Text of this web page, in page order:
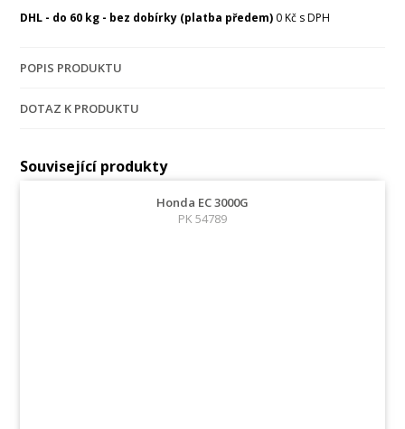
DHL - do 60 kg - bez dobírky (platba předem) 0 Kč s DPH
POPIS PRODUKTU
DOTAZ K PRODUKTU
Související produkty
Honda EC 3000G
PK 54789